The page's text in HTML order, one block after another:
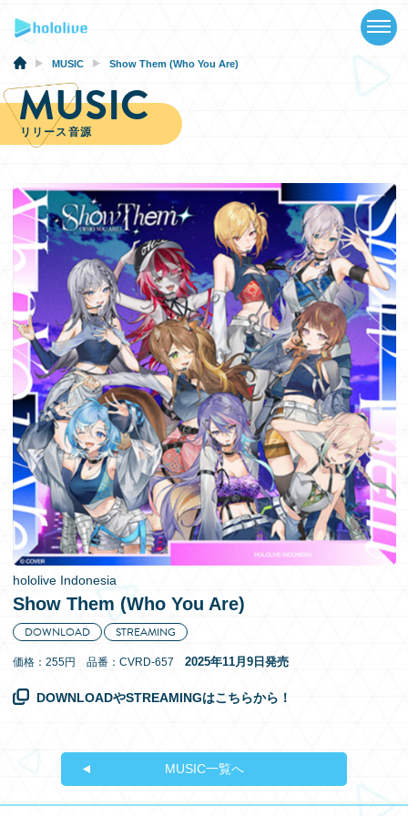
NEWS
SCHEDULE
EVENTS
VIDEOS
MUSIC
GOODS
SPECIAL
EN
MUSIC Show Them (Who You Are)
MUSIC
リリース音源
hololive Indonesia
Show Them (Who You Are)
DOWNLOAD STREAMING
価格：255円 品番：CVRD-657 2025年11月9日発売
DOWNLOADやSTREAMINGはこちらから！
MUSIC一覧へ